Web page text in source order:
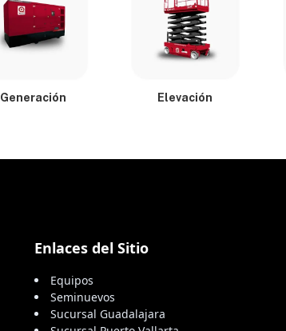
Generación Elevación
Enlaces del Sitio
Equipos
Seminuevos
Sucursal Guadalajara